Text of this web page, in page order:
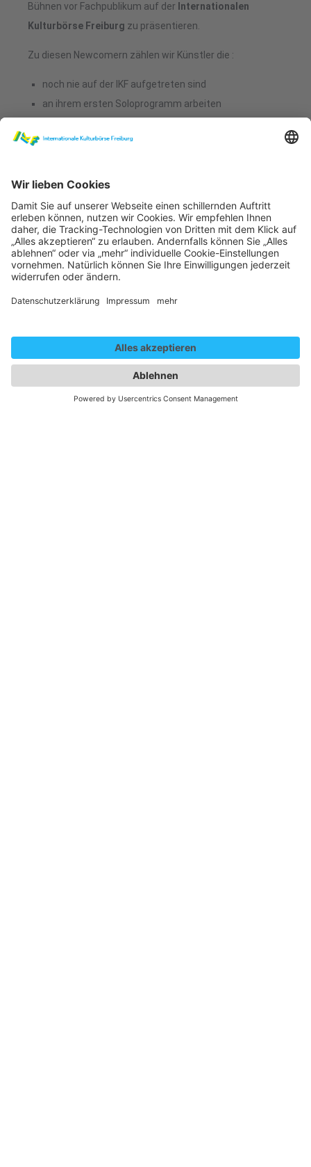
Bühnen vor Fachpublikum auf der Internationalen
Kulturbörse Freiburg zu präsentieren.
Zu diesen Newcomern zählen wir Künstler die :
noch nie auf der IKF aufgetreten sind
an ihrem ersten Soloprogramm arbeiten
erste eigene Songs geschrieben haben
sie von Ihrem künstlerischen Schaffen zu überzeugen.
Hier geht es zur Bewerbung